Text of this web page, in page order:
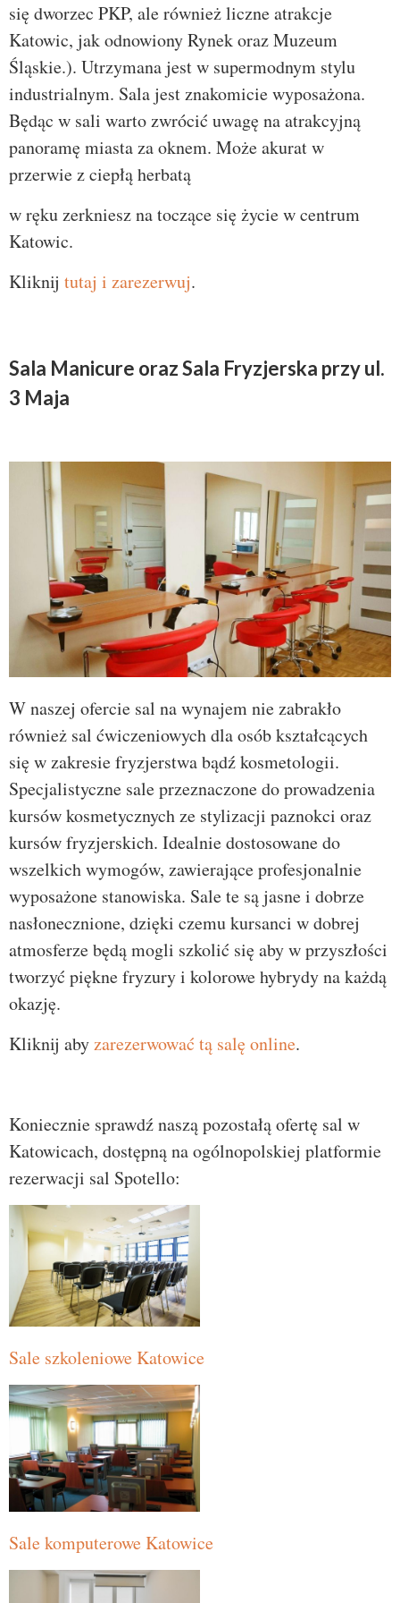
się dworzec PKP, ale również liczne atrakcje
Katowic, jak odnowiony Rynek oraz Muzeum
Śląskie.). Utrzymana jest w supermodnym stylu
industrialnym. Sala jest znakomicie wyposażona.
Będąc w sali warto zwrócić uwagę na atrakcyjną
panoramę miasta za oknem. Może akurat w
przerwie z ciepłą herbatą
w ręku zerkniesz na toczące się życie w centrum
Katowic.
Kliknij tutaj i zarezerwuj.
Sala Manicure oraz Sala Fryzjerska przy ul.
3 Maja
W naszej ofercie sal na wynajem nie zabrakło
również sal ćwiczeniowych dla osób kształcących
się w zakresie fryzjerstwa bądź kosmetologii.
Specjalistyczne sale przeznaczone do prowadzenia
kursów kosmetycznych ze stylizacji paznokci oraz
kursów fryzjerskich. Idealnie dostosowane do
wszelkich wymogów, zawierające profesjonalnie
wyposażone stanowiska. Sale te są jasne i dobrze
nasłonecznione, dzięki czemu kursanci w dobrej
atmosferze będą mogli szkolić się aby w przyszłości
tworzyć piękne fryzury i kolorowe hybrydy na każdą
okazję.
Kliknij abyzarezerwować tą salę online.
Koniecznie sprawdź naszą pozostałą ofertę sal w
Katowicach, dostępną na ogólnopolskiej platformie
rezerwacji sal Spotello:
Sale szkoleniowe Katowice
Sale komputerowe Katowice